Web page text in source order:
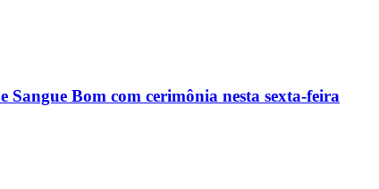
Bom com cerimônia nesta sexta-feira